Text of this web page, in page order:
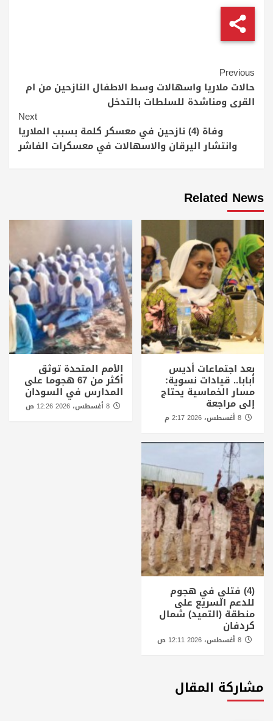
Continue
Reading
Previous
حالات ملاريا واسهالات وسط الاطفال النازحين من ام
القرى ومناشدة للسلطات بالتدخل
Next
وفاة (4) نازحين في معسكر كلمة بسبب الملاريا
وانتشار اليرقان والاسهالات في معسكرات الفاشر
Related News
بعد اجتماعات أديس
أبابا.. قيادات نسوية:
مسار الخماسية يحتاج
إلى مراجعة
الأمم المتحدة توثق
أكثر من 67 هجوما على
المدارس في السودان
8 أغسطس، 2026 12:26 ص
(4) فتلي في هجوم
للدعم السريع على
منطقة (التميد) شمال
كردفان
مشاركة المقال